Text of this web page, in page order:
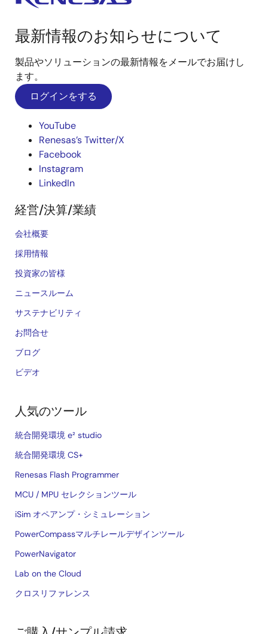
最新情報のお知らせについて
製品やソリューションの最新情報をメールでお届けし
ます。
ログインをする
YouTube
Renesas’s Twitter/X
Facebook
Instagram
LinkedIn
経営/決算/業績
会社概要
採用情報
投資家の皆様
ニュースルーム
サステナビリティ
お問合せ
ブログ
ビデオ
人気のツール
統合開発環境 e² studio
統合開発環境 CS+
Renesas Flash Programmer
MCU / MPU セレクションツール
iSim オペアンプ・シミュレーション
PowerCompassマルチレールデザインツール
PowerNavigator
Lab on the Cloud
クロスリファレンス